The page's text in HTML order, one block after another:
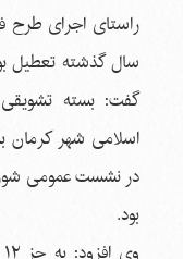
راستای اجرای طرح
سال گذشته تعطیل
گفت: بسته
اسلامی شهر کرمان
در نشست عمومی
بود.